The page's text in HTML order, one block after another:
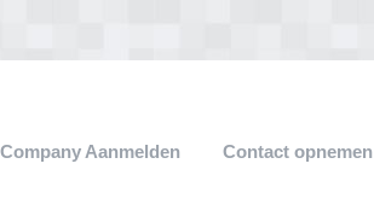
Company Aanmelden Contact opnemen